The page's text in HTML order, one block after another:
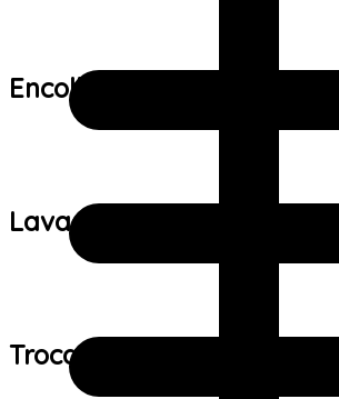
Encolhimento:
Lavagem:
Trocas e devoluções: